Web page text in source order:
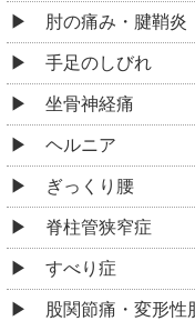
肘の痛み・腱鞘炎
手足のしびれ
坐骨神経痛
ヘルニア
ぎっくり腰
脊柱管狭窄症
すべり症
股関節痛・変形性